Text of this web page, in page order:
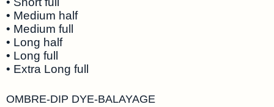
• Medium half
• Medium full
• Long half
• Long full
• Extra Long full
OMBRE-DIP DYE-BALAYAGE